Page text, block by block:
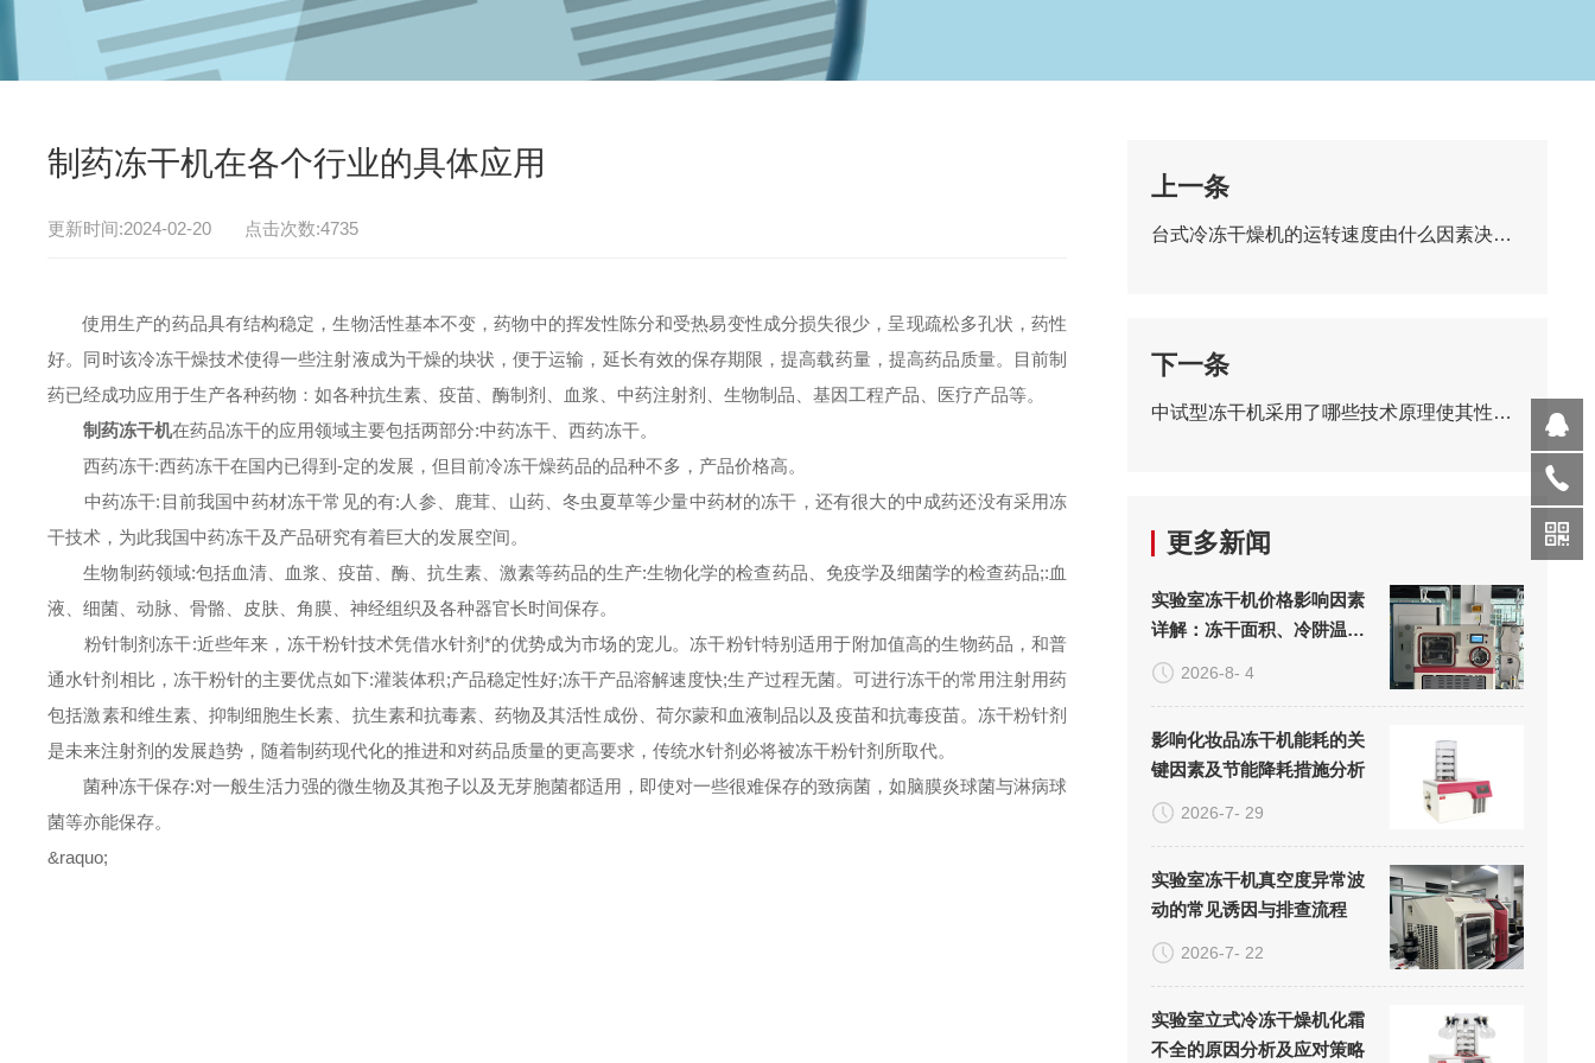
制药冻干机在各个行业的具体应用
更新时间:2024-02-20 点击次数:4735
使用生产的药品具有结构稳定，生物活性基本不变，药物中的挥发性陈分和受热易变性成分损失很少，呈现疏松多孔状，药性
好。同时该冷冻干燥技术使得一些注射液成为干燥的块状，便于运输，延长有效的保存期限，提高载药量，提高药品质量。目前制
药已经成功应用于生产各种药物：如各种抗生素、疫苗、酶制剂、血浆、中药注射剂、生物制品、基因工程产品、医疗产品等。
制药冻干机在药品冻干的应用领域主要包括两部分:中药冻干、西药冻干。
西药冻干:西药冻干在国内已得到-定的发展，但目前冷冻干燥药品的品种不多，产品价格高。
中药冻干:目前我国中药材冻干常见的有:人参、鹿茸、山药、冬虫夏草等少量中药材的冻干，还有很大的中成药还没有采用冻
干技术，为此我国中药冻干及产品研究有着巨大的发展空间。
生物制药领域:包括血清、血浆、疫苗、酶、抗生素、激素等药品的生产:生物化学的检查药品、免疫学及细菌学的检查药品;:血
液、细菌、动脉、骨骼、皮肤、角膜、神经组织及各种器官长时间保存。
粉针制剂冻干:近些年来，冻干粉针技术凭借水针剂*的优势成为市场的宠儿。冻干粉针特别适用于附加值高的生物药品，和普
通水针剂相比，冻干粉针的主要优点如下:灌装体积;产品稳定性好;冻干产品溶解速度快;生产过程无菌。可进行冻干的常用注射用药
包括激素和维生素、抑制细胞生长素、抗生素和抗毒素、药物及其活性成份、荷尔蒙和血液制品以及疫苗和抗毒疫苗。冻干粉针剂
是未来注射剂的发展趋势，随着制药现代化的推进和对药品质量的更高要求，传统水针剂必将被冻干粉针剂所取代。
菌种冻干保存:对一般生活力强的微生物及其孢子以及无芽胞菌都适用，即使对一些很难保存的致病菌，如脑膜炎球菌与淋病球
菌等亦能保存。
&raquo;
上一条
台式冷冻干燥机的运转速度由什么因素决定？
下一条
中试型冻干机采用了哪些技术原理使其性能优异？
更多新闻
实验室冻干机价格影响因素
详解：冻干面积、冷阱温度
与真空系统的成本构成
2026-8- 4
影响化妆品冻干机能耗的关
键因素及节能降耗措施分析
2026-7- 29
实验室冻干机真空度异常波
动的常见诱因与排查流程
2026-7- 22
实验室立式冷冻干燥机化霜
不全的原因分析及应对策略